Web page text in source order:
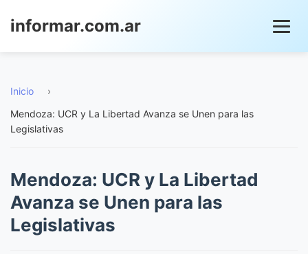
informar.com.ar
Inicio
›
Mendoza: UCR y La Libertad Avanza se Unen para las
Legislativas
Mendoza: UCR y La Libertad
Avanza se Unen para las
Legislativas